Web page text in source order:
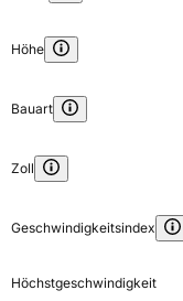
Höhe
Bauart
Zoll
Geschwindigkeitsindex
Höchstgeschwindigkeit